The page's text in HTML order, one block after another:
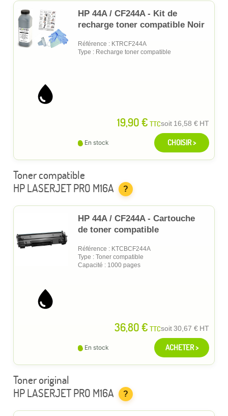
HP 44A / CF244A - Kit de
recharge toner compatible Noir
Référence : KTRCF244A
Type : Recharge toner compatible
19,90 € TTCsoit 16,58 € HT
En stock CHOISIR >
Toner compatible
HP LASERJET PRO M16A
?
HP 44A / CF244A - Cartouche
de toner compatible
Référence : KTCBCF244A
Type : Toner compatible
Capacité : 1000 pages
36,80 € TTCsoit30,67 € HT
En stock ACHETER >
Toner original
HP LASERJET PRO M16A
?